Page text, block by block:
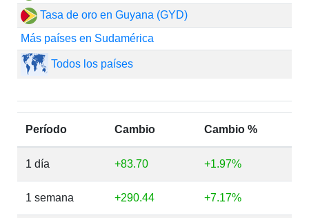
Tasa de oro en Guyana (GYD)
Más países en Sudamérica
Todos los países
Período Cambio Cambio %
1 día +83.70 +1.97%
1 semana +290.44 +7.17%